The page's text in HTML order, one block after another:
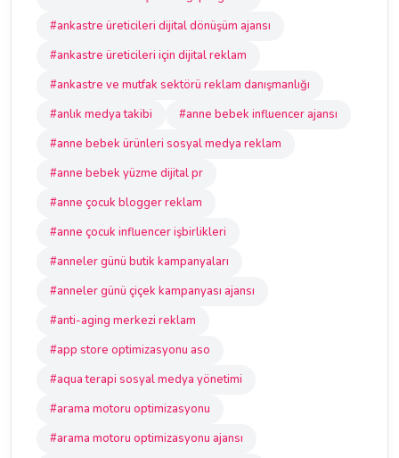
#ankastre üreticileri dijital dönüşüm ajansı
#ankastre üreticileri için dijital reklam
#ankastre ve mutfak sektörü reklam danışmanlığı
#anlık medya takibi
#anne bebek influencer ajansı
#anne bebek ürünleri sosyal medya reklam
#anne bebek yüzme dijital pr
#anne çocuk blogger reklam
#anne çocuk influencer işbirlikleri
#anneler günü butik kampanyaları
#anneler günü çiçek kampanyası ajansı
#anti-aging merkezi reklam
#app store optimizasyonu aso
#aqua terapi sosyal medya yönetimi
#arama motoru optimizasyonu
#arama motoru optimizasyonu ajansı